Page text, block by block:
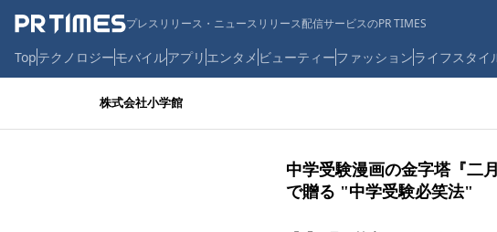
プレスリリース・ニュースリリース配信サービスのPR TIMES
Topテクノロジーモバイルアプリ エンタメ ビューティーファッションライフスタイ
株式会社小学館
中学受験漫画の金字塔『二
で贈る "中学受験必笑法"